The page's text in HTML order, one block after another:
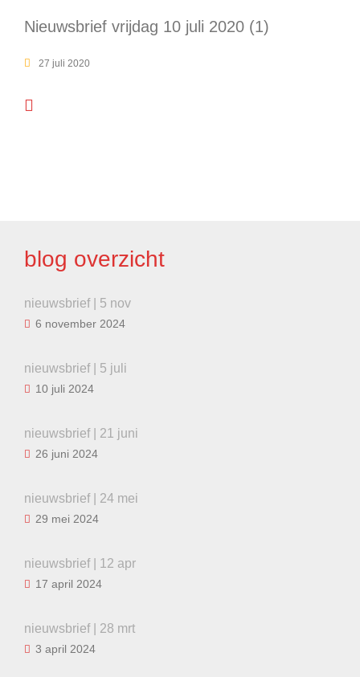
Nieuwsbrief vrijdag 10 juli 2020 (1)
27 juli 2020
blog overzicht
nieuwsbrief | 5 nov
6 november 2024
nieuwsbrief | 5 juli
10 juli 2024
nieuwsbrief | 21 juni
26 juni 2024
nieuwsbrief | 24 mei
29 mei 2024
nieuwsbrief | 12 apr
17 april 2024
nieuwsbrief | 28 mrt
3 april 2024